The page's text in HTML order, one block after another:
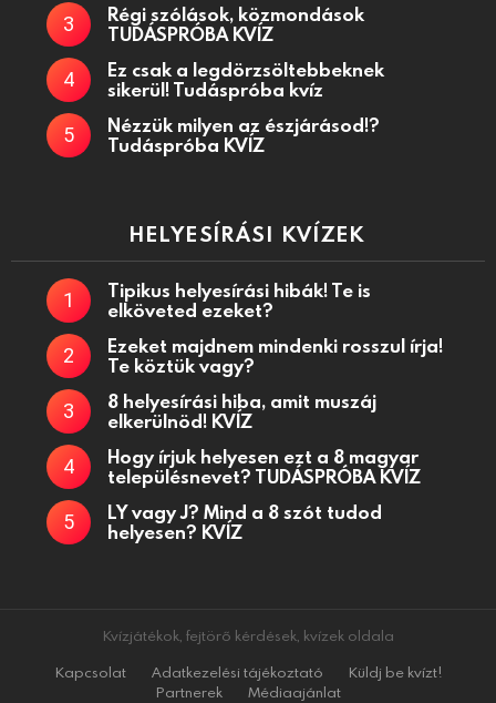
Régi szólások, közmondások
TUDÁSPRÓBA KVÍZ
Ez csak a legdörzsöltebbeknek
sikerül! Tudáspróba kvíz
Nézzük milyen az észjárásod!?
Tudáspróba KVÍZ
HELYESÍRÁSI KVÍZEK
Tipikus helyesírási hibák! Te is
elköveted ezeket?
Ezeket majdnem mindenki rosszul írja!
Te köztük vagy?
8 helyesírási hiba, amit muszáj
elkerülnöd! KVÍZ
Hogy írjuk helyesen ezt a 8 magyar
településnevet? TUDÁSPRÓBA KVÍZ
LY vagy J? Mind a 8 szót tudod
helyesen? KVÍZ
Kvízjátékok, fejtörő kérdések, kvízek oldala
Kapcsolat
Adatkezelési tájékoztató
Küldj be kvízt!
Partnerek
Médiaajánlat